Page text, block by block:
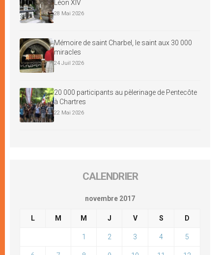
Léon XIV
28 Mai 2026
Mémoire de saint Charbel, le saint aux 30 000
miracles
24 Juil 2026
20 000 participants au pèlerinage de Pentecôte
à Chartres
22 Mai 2026
CALENDRIER
novembre 2017
L M M J V S D
1 2 3 4 5